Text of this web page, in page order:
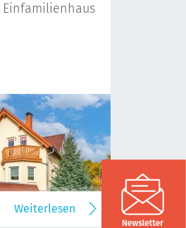
Einfamilienhaus
Weiterlesen